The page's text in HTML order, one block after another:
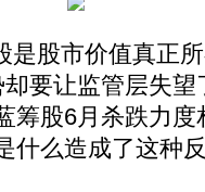
股市价值真正所
要让监管层失
筹股6月杀跌力
什么造成了这种